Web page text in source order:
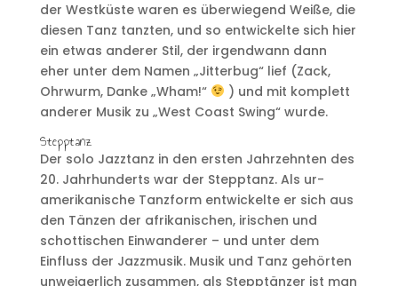
der Westküste waren es überwiegend Weiße, die
diesen Tanz tanzten, und so entwickelte sich hier
ein etwas anderer Stil, der irgendwann dann
eher unter dem Namen „Jitterbug“ lief (Zack,
Ohrwurm, Danke „Wham!“
) und mit komplett
anderer Musik zu „West Coast Swing“ wurde.
Stepptanz
Der solo Jazztanz in den ersten Jahrzehnten des
20. Jahrhunderts war der Stepptanz. Als ur-
amerikanische Tanzform entwickelte er sich aus
den Tänzen der afrikanischen, irischen und
schottischen Einwanderer – und unter dem
Einfluss der Jazzmusik. Musik und Tanz gehörten
unweigerlich zusammen, als Stepptänzer ist man